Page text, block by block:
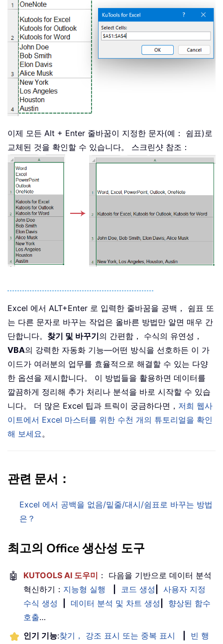
이제 모든 Alt + Enter 줄바꿈이 지정한 문자(예： 쉼표)로
교체된 것을 확인할 수 있습니다。 스크린샷 참조：
Excel 에서 ALT+Enter 로 입력한 줄바꿈을 공백， 쉼표 또
는 다른 문자로 바꾸는 작업은 올바른 방법만 알면 매우 간
단합니다。 찾기 및 바꾸기의 간편함， 수식의 유연성，
VBA의 강력한 자동화 기능—어떤 방식을 선호하든 이 가
이드가 여러분의 업무를 효율적으로 해결할 수 있는 다양
한 옵션을 제시합니다。 이 방법들을 활용하면 데이터를
깔끔하게 정리해 추가 처리나 분석을 바로 시작할 수 있습
니다。 더 많은 Excel 팁과 트릭이 궁금하다면， 저희 웹사
이트에서 Excel 마스터를 위한 수천 개의 튜토리얼을 확인
해 보세요。
관련 문서：
Excel 에서 공백을 없음/밑줄/대시/쉼표로 바꾸는 방법
은？
최고의 Office 생산성 도구
🤖 KUTOOLS AI 도우미 ： 다음을 기반으로 데이터 분석
혁신하기： 지능형 실행 코드 생성
사용자 지정
수식 생성
데이터 분석 및 차트 생성
향상된 함수
호출…
인기 기능:찾기， 강조 표시 또는 중복 표시
빈 행